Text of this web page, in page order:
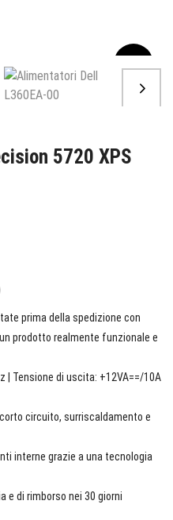
5720 XPS
prima della spedizione con
prodotto realmente funzionale e
| Tensione di uscita: +12VA==/10A
circuito, surriscaldamento e
interne grazie a una tecnologia
e di rimborso nei 30 giorni